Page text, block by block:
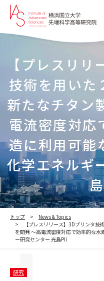
【プレスリ
技術を用いた
新たなチタン
電流密度対応
造に利用可能
化学エネルギ
トップ
News & Topics
【プレスリリース】3Dプリンタ
を開発 ～高電流密度対応で効率的な
ー研究センター 光島PI）
研究